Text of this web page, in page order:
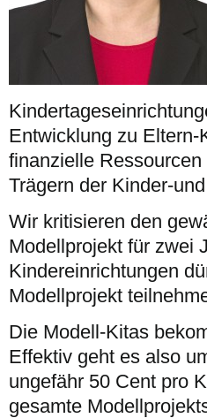
Entwicklung zu
finanzielle
Trägern der Kinder-
Wir kritisieren den
Modellprojekt für zwei
Kindereinrichtungen
Modellprojekt
Die Modell-Kitas
Effektiv geht es also
ungefähr 50 Cent pro
gesamte